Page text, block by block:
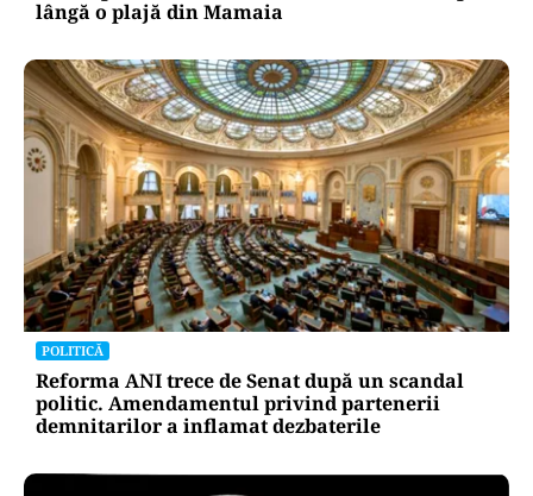
lângă o plajă din Mamaia
POLITICĂ
Reforma ANI trece de Senat după un scandal
politic. Amendamentul privind partenerii
demnitarilor a inflamat dezbaterile